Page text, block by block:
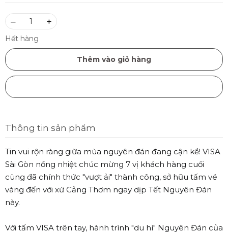
– +
Hết hàng
Thêm vào giỏ hàng
Thông tin sản phẩm
Tin vui rộn ràng giữa mùa nguyên đán đang cận kề! VISA
Sài Gòn nồng nhiệt chúc mừng 7 vị khách hàng cuối
cùng đã chính thức "vượt ải" thành công, sở hữu tấm vé
vàng đến với xứ Cảng Thơm ngay dịp Tết Nguyên Đán
này.
Với tấm VISA trên tay, hành trình "du hí" Nguyên Đán của